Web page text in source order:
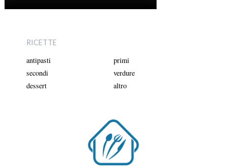
RICETTE
antipasti
primi
secondi
verdure
dessert
altro